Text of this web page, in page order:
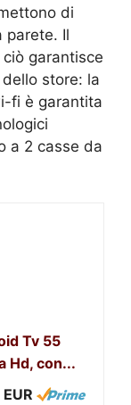
di
parete. Il
garantisce
store: la
fi è garantita
a 2 casse da
Tv 55
Hd, con...